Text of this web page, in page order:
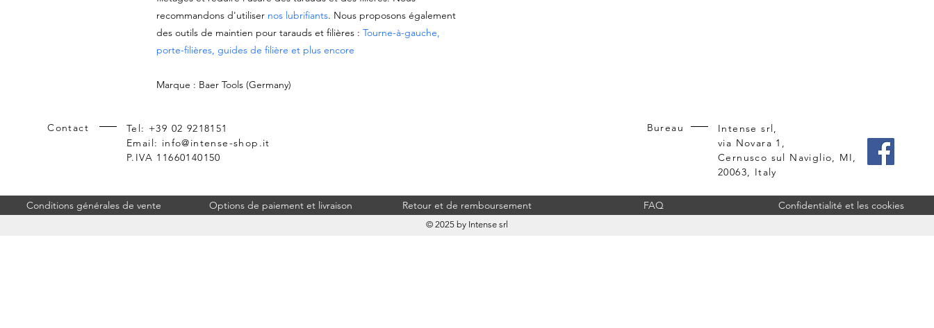
recommandons d'utiliser nos lubrifiants. Nous proposons également
des outils de maintien pour tarauds et filières : Tourne-à-gauche,
porte-filières, guides de filière et plus encore
Marque : Baer Tools (Germany)
Contact
Tel: +39 02 9218151
Email: info@intense-shop.it
P.IVA 11660140150
Bureau
Intense srl,
via Novara 1,
Cernusco sul Naviglio, MI,
20063, Italy
Conditions générales de vente Options de paiement et livraison Retour et de remboursement FAQ Confidentialité et les cookies
© 2025 by Intense srl